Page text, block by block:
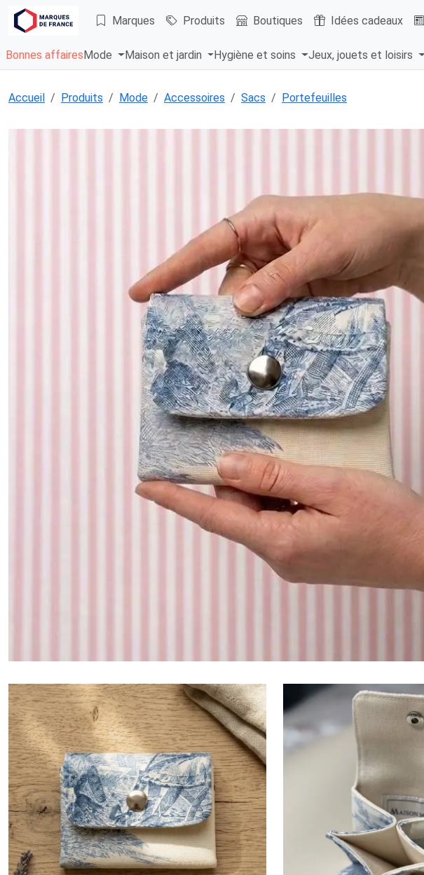
Marques Produits Boutiques Idées cadeaux
Bonnes affaires Mode Maison et jardin Hygiène et soins Jeux, jouets et loisirs
Accueil Produits Mode Accessoires Sacs Portefeuilles